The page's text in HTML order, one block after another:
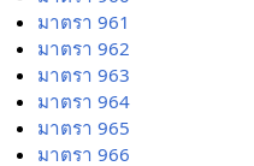
มาตรา 961
มาตรา 962
มาตรา 963
มาตรา 964
มาตรา 965
มาตรา 966